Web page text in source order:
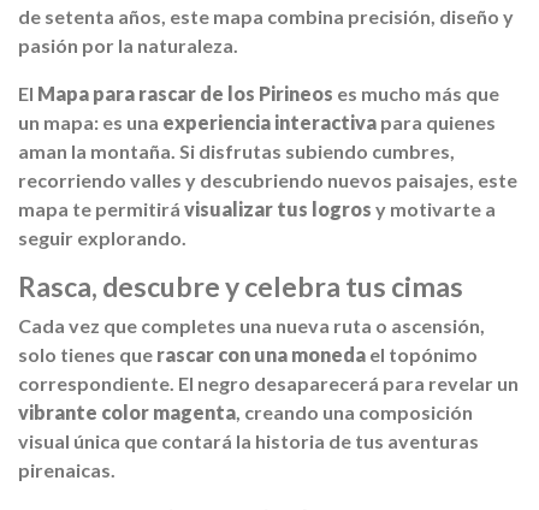
de setenta años, este mapa combina precisión, diseño y
pasión por la naturaleza.
El Mapa para rascar de los Pirineos es mucho más que
un mapa: es una experiencia interactiva para quienes
aman la montaña. Si disfrutas subiendo cumbres,
recorriendo valles y descubriendo nuevos paisajes, este
mapa te permitirá visualizar tus logros y motivarte a
seguir explorando.
Rasca, descubre y celebra tus cimas
Cada vez que completes una nueva ruta o ascensión,
solo tienes que rascar con una moneda el topónimo
correspondiente. El negro desaparecerá para revelar un
vibrante color magenta, creando una composición
visual única que contará la historia de tus aventuras
pirenaicas.